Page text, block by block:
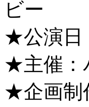
ビー
★公演日
★主催：
★企画制